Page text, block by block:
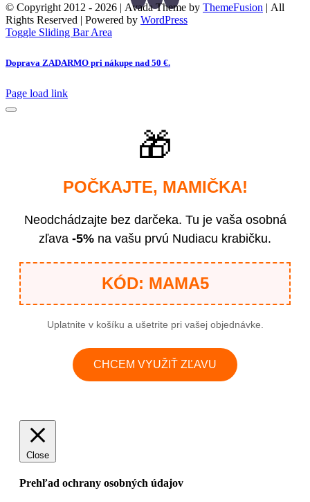
© Copyright 2012 - 2026 | Avada Theme by ThemeFusion | All
Rights Reserved | Powered by WordPress
Toggle Sliding Bar Area
Doprava ZADARMO pri nákupe nad 50 €.
Page load link
🎁
POČKAJTE, MAMIČKA!
Neodchádzajte bez darčeka. Tu je vaša osobná
zľava -5% na vašu prvú Nudiacu krabičku.
KÓD: MAMA5
Uplatnite v košíku a ušetrite pri vašej objednávke.
CHCEM VYUŽIŤ ZĽAVU
Close
Prehľad ochrany osobných údajov